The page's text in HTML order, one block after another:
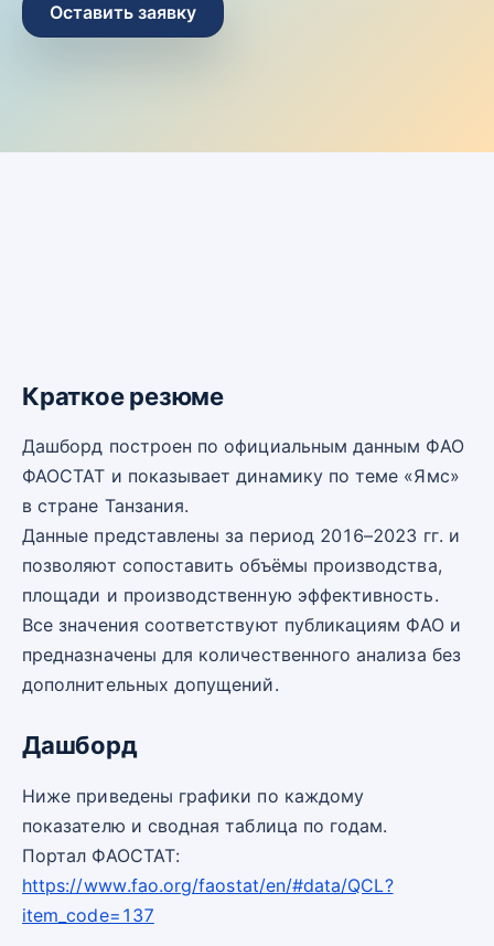
Оставить заявку
Краткое резюме
Дашборд построен по официальным данным ФАО
ФАОСТАТ и показывает динамику по теме «Ямс»
в стране Танзания.
Данные представлены за период 2016–2023 гг. и
позволяют сопоставить объёмы производства,
площади и производственную эффективность.
Все значения соответствуют публикациям ФАО и
предназначены для количественного анализа без
дополнительных допущений.
Дашборд
Ниже приведены графики по каждому
показателю и сводная таблица по годам.
Портал ФАОСТАТ:
https://www.fao.org/faostat/en/#data/QCL?
item_code=137